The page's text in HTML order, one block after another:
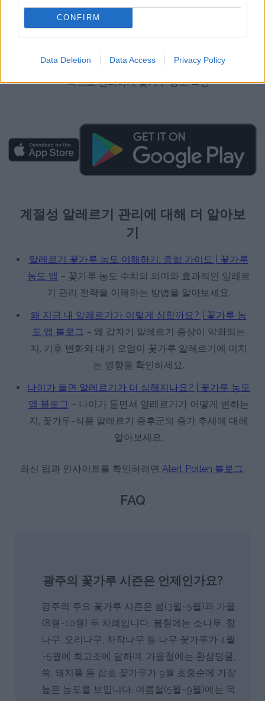
CONFIRM
Data Deletion Data Access Privacy Policy
교육 콘텐츠:꽃가루 종류, 계절별 패턴, 알레르기 관리
직관적인 디자인:
사용하기 쉬운 인터페이스로 누구나
빠르고 편리하게 꽃가루 정보 확인
계절성 알레르기 관리에 대해 더 알아보
기
알레르기 꽃가루 농도 이해하기: 종합 가이드 | 꽃가루
농도 앱 – 꽃가루 농도 수치의 의미와 효과적인 알레르
기 관리 전략을 이해하는 방법을 알아보세요.
왜 지금 내 알레르기가 이렇게 심할까요? | 꽃가루 농
도 앱 블로그 – 왜 갑자기 알레르기 증상이 악화되는
지, 기후 변화와 대기 오염이 꽃가루 알레르기에 미치
는 영향을 확인하세요.
나이가 들면 알레르기가 더 심해지나요? | 꽃가루 농도
앱 블로그 – 나이가 들면서 알레르기가 어떻게 변하는
지, 꽃가루-식품 알레르기 증후군의 증가 추세에 대해
알아보세요.
최신 팁과 인사이트를 확인하려면 Alert Pollen 블로그.
FAQ
광주의 꽃가루 시즌은 언제인가요?
광주의 주요 꽃가루 시즌은 봄(3월~5월)과 가을
(8월~10월) 두 차례입니다. 봄철에는 소나무, 참
나무, 오리나무, 자작나무 등 나무 꽃가루가 4월
~5월에 최고조에 달하며, 가을철에는 환삼덩굴,
쑥, 돼지풀 등 잡초 꽃가루가 9월 초중순에 가장
높은 농도를 보입니다. 여름철(5월~9월)에는 목